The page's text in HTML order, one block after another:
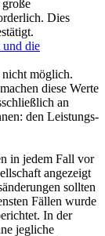
Dies
die
nicht möglich.
diese Werte
an
den Leistungs-
in jedem Fall vor
angezeigt
sollten
Fällen wurde
In der
jegliche